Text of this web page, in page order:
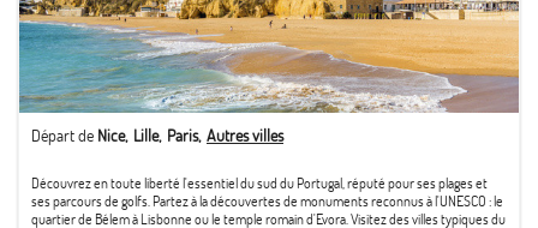
Départ de Nice Lille Paris Autres villes
Découvrez en toute liberté l'essentiel du sud du Portugal, réputé pour ses plages et
ses parcours de golfs. Partez à la découvertes de monuments reconnus à l'UNESCO : le
quartier de Bélem à Lisbonne ou le temple romain d'Evora. Visitez des villes typiques du